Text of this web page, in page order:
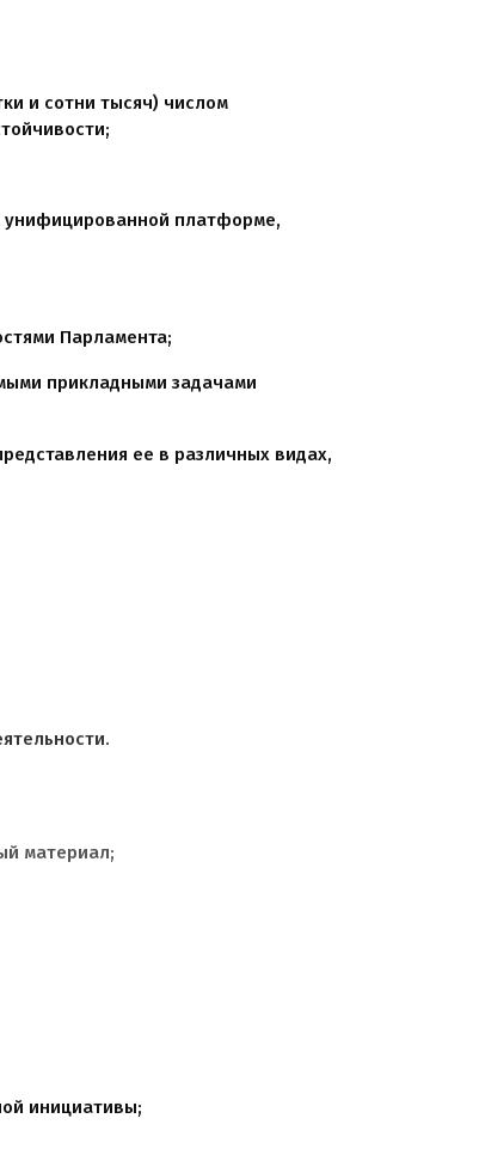
и сотни тысяч) числом
унифицированной платформе,
Парламента;
прикладными задачами
ее в различных видах,
материал;
инициативы;